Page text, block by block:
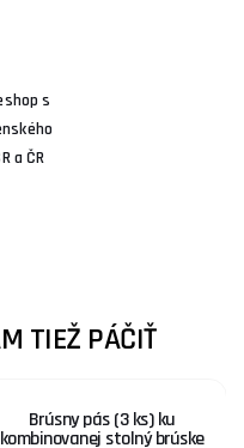
s
a ČR
TIEŽ PÁČIŤ
Brúsny pás (3 ks) ku
kombinovanej stolný brúske